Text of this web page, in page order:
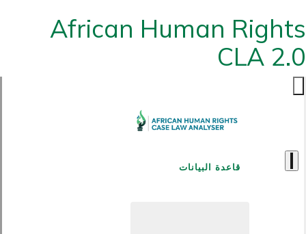
African Human Rights
CLA 2.0
قاعدة البيانات